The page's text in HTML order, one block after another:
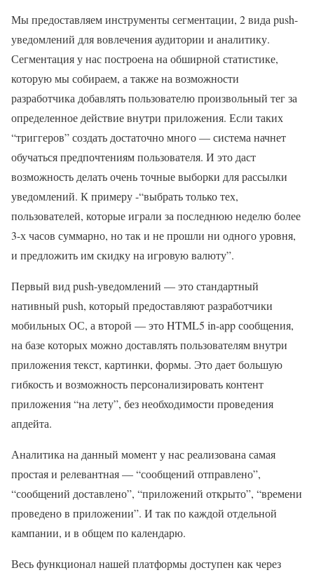
Мы предоставляем инструменты сегментации, 2 вида push-
уведомлений для вовлечения аудитории и аналитику.
Сегментация у нас построена на обширной статистике,
которую мы собираем, а также на возможности
разработчика добавлять пользователю произвольный тег за
определенное действие внутри приложения. Если таких
“триггеров” создать достаточно много — система начнет
обучаться предпочтениям пользователя. И это даст
возможность делать очень точные выборки для рассылки
уведомлений. К примеру -“выбрать только тех,
пользователей, которые играли за последнюю неделю более
3-х часов суммарно, но так и не прошли ни одного уровня,
и предложить им скидку на игровую валюту”.
Первый вид push-уведомлений — это стандартный
нативный push, который предоставляют разработчики
мобильных ОС, а второй — это HTML5 in-app сообщения,
на базе которых можно доставлять пользователям внутри
приложения текст, картинки, формы. Это дает большую
гибкость и возможность персонализировать контент
приложения “на лету”, без необходимости проведения
апдейта.
Аналитика на данный момент у нас реализована самая
простая и релевантная — “сообщений отправлено”,
“сообщений доставлено”, “приложений открыто”, “времени
проведено в приложении”. И так по каждой отдельной
кампании, и в общем по календарю.
Весь функционал нашей платформы доступен как через